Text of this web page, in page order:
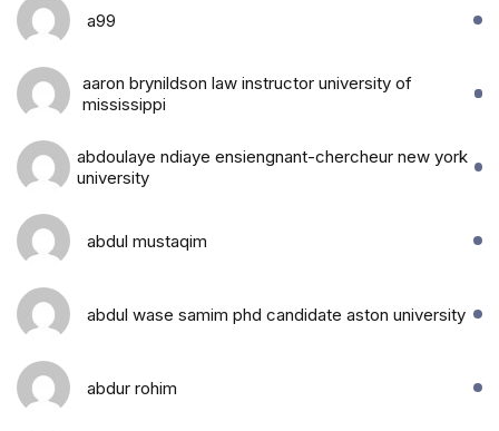
a99
aaron brynildson law instructor university of
mississippi
abdoulaye ndiaye ensiengnant-chercheur new york
university
abdul mustaqim
abdul wase samim phd candidate aston university
abdur rohim